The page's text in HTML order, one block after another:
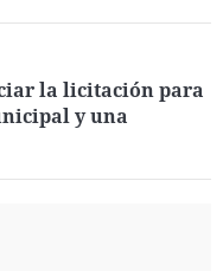
la licitación para
y una